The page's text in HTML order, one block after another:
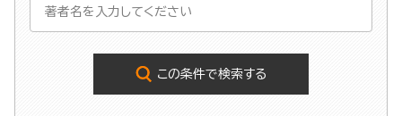
この条件で検索する